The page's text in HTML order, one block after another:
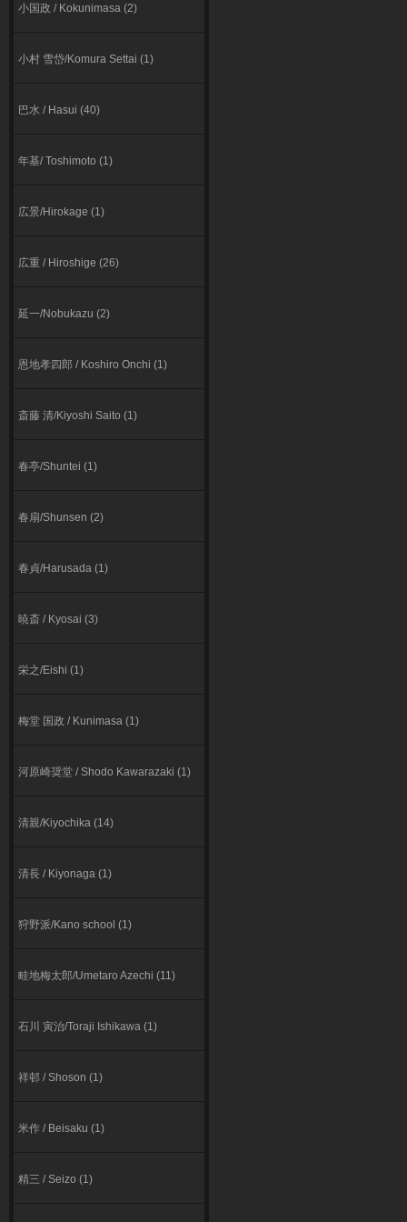
小国政 / Kokunimasa (2)
小村 雪岱/Komura Settai (1)
巴水 / Hasui (40)
年基/ Toshimoto (1)
広景/Hirokage (1)
広重 / Hiroshige (26)
延一/Nobukazu (2)
恩地孝四郎 / Koshiro Onchi (1)
斎藤 清/Kiyoshi Saito (1)
春亭/Shuntei (1)
春扇/Shunsen (2)
春貞/Harusada (1)
暁斎 / Kyosai (3)
栄之/Eishi (1)
梅堂 国政 / Kunimasa (1)
河原崎奨堂 / Shodo Kawarazaki (1)
清親/Kiyochika (14)
清長 / Kiyonaga (1)
狩野派/Kano school (1)
畦地梅太郎/Umetaro Azechi (11)
石川 寅治/Toraji Ishikawa (1)
祥邨 / Shoson (1)
米作 / Beisaku (1)
精三 / Seizo (1)